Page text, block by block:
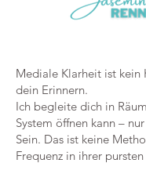
Mediale Klarheit ist kein
dein Erinnern.
Ich begleite dich in
System öffnen kann –
Sein. Das ist keine
Frequenz in ihrer